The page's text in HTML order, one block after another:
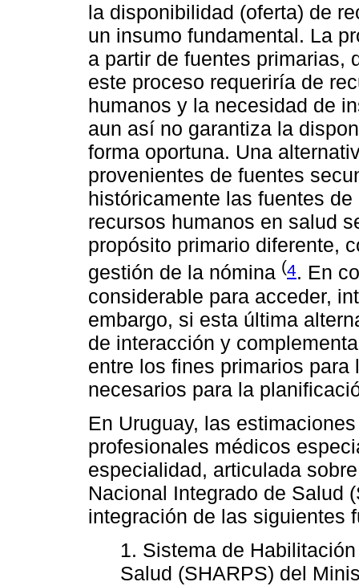
la disponibilidad (oferta) de
un insumo fundamental. La
a partir de fuentes primarias,
este proceso requeriría de
humanos y la necesidad de
aun así no garantiza la
forma oportuna. Una
provenientes de fuentes
históricamente las fuentes
recursos humanos en salud
propósito primario diferente,
gestión de la nómina (4. En
considerable para acceder,
embargo, si esta última
de interacción y
entre los fines primarios
necesarios para la
En Uruguay, las
profesionales médicos
especialidad, articulada
Nacional Integrado de Salud
integración de las siguientes
1. Sistema de
Salud (SHARPS) del